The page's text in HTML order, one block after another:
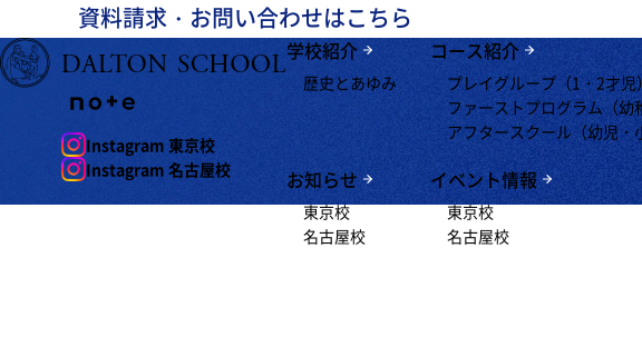
資料請求・お問い合わせはこちら
Instagram 東京校
Instagram 名古屋校
学校紹介
歴史とあゆみ
コース紹介
プレイグループ（1・2才児
ファーストプログラム（幼
アフタースクール（幼児・
お知らせ
東京校
名古屋校
イベント情報
東京校
名古屋校